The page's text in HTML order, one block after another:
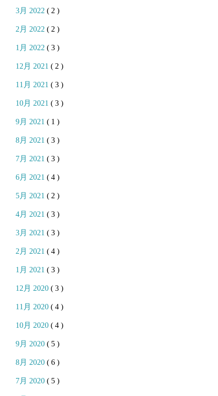
3月 2022( 2 )
2月 2022( 2 )
1月 2022( 3 )
12月 2021( 2 )
11月 2021( 3 )
10月 2021( 3 )
9月 2021( 1 )
8月 2021( 3 )
7月 2021( 3 )
6月 2021( 4 )
5月 2021( 2 )
4月 2021( 3 )
3月 2021( 3 )
2月 2021( 4 )
1月 2021( 3 )
12月 2020( 3 )
11月 2020( 4 )
10月 2020( 4 )
9月 2020( 5 )
8月 2020( 6 )
7月 2020( 5 )